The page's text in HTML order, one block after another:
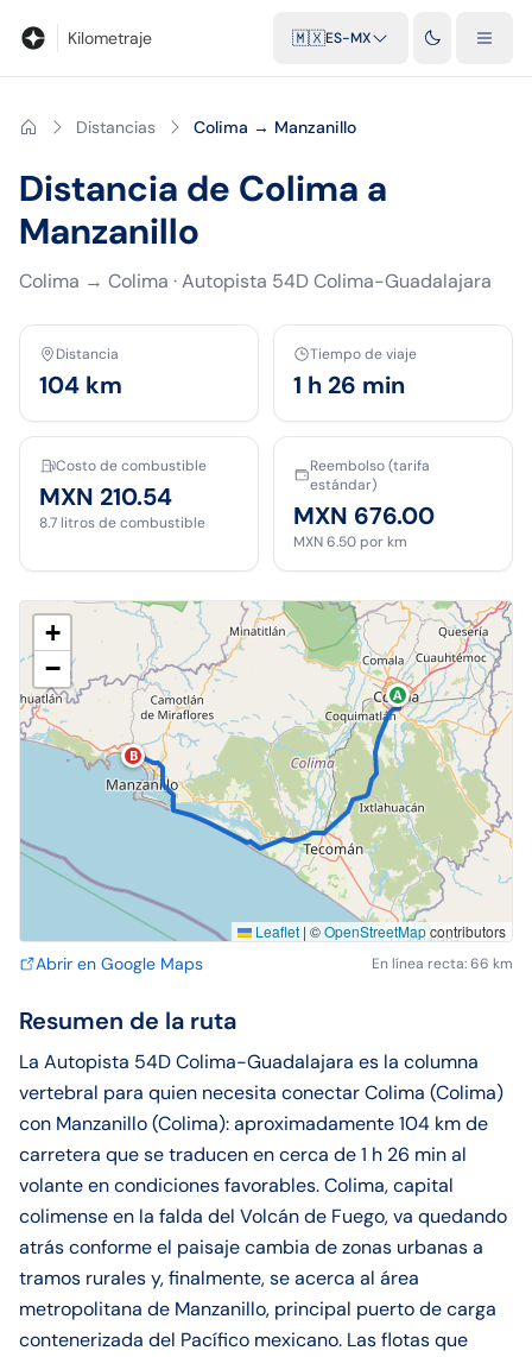
Kilometraje 🇲🇽ES-MX
Distancias Colima → Manzanillo
Distancia de Colima a
Manzanillo
Colima → Colima ·Autopista 54D Colima-Guadalajara
Distancia
104 km
Tiempo de viaje
1 h 26 min
Costo de combustible
MXN 210.54
8.7 litros de combustible
Reembolso (tarifa
estándar)
MXN 676.00
MXN 6.50 por km
A
B
+
−
Leaflet | ©OpenStreetMapcontributors
Abrir en Google Maps En línea recta: 66 km
Resumen de la ruta
La Autopista 54D Colima-Guadalajara es la columna
vertebral para quien necesita conectar Colima (Colima)
con Manzanillo (Colima): aproximadamente 104 km de
carretera que se traducen en cerca de 1 h 26 min al
volante en condiciones favorables. Colima, capital
colimense en la falda del Volcán de Fuego, va quedando
atrás conforme el paisaje cambia de zonas urbanas a
tramos rurales y, finalmente, se acerca al área
metropolitana de Manzanillo, principal puerto de carga
contenerizada del Pacífico mexicano. Las flotas que